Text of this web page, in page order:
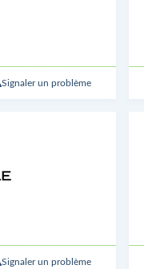
Signaler un problème
Signaler un problème